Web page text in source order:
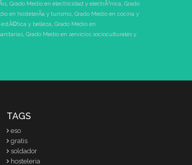
, Grado Medio en electricidad y electrÃ³nica, Grado
en hostelerÃ­a y turismo, Grado Medio en cocina y
estÃ©tica y belleza, Grado Medio en
, Grado Medio en servicios socioculturales y
TAGS
eso
gratis
soldador
hosteleria